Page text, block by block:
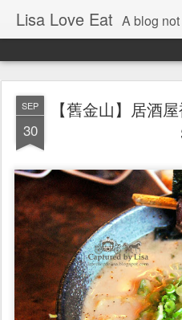
Lisa Love Eat A blog not just about
SEP
30
【舊金山】居酒